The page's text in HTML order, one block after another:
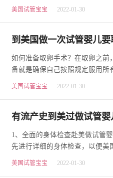
没有沟通障碍，交通也便利，为
美国试管宝宝 2022-01-30
到美国做一次试管婴儿要
如何准备取卵手术？在取卵之前
备就是确保自己按照规定服用所
在取卵之后，患者可能会有一些
美国试管宝宝 2022-01-30
有流产史到美过做试管
1、全面的身体检查赴美做试管
先进行详细的身体检查，以便美
解客人的实际情况，然后针对性
美国试管宝宝 2022-01-30